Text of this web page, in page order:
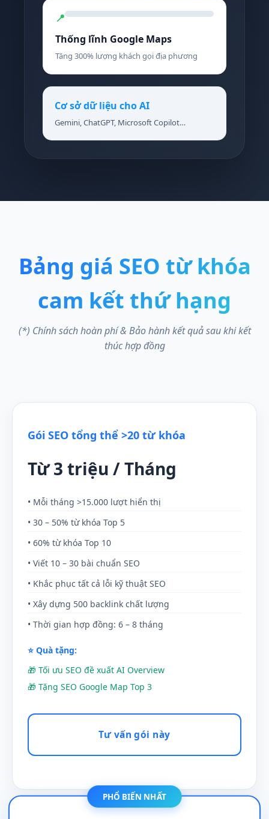
📍
Thống lĩnh Google Maps
Tăng 300% lượng khách gọi địa phương
Cơ sở dữ liệu cho AI
Gemini, ChatGPT, Microsoft Copilot…
Bảng giá SEO từ khóa
cam kết thứ hạng
(*) Chính sách hoàn phí & Bảo hành kết quả sau khi kết
thúc hợp đồng
Gói SEO tổng thể >20 từ khóa
Từ 3 triệu / Tháng
• Mỗi tháng >15.000 lượt hiển thị
• 30 – 50% từ khóa Top 5
• 60% từ khóa Top 10
• Viết 10 – 30 bài chuẩn SEO
• Khắc phục tất cả lỗi kỹ thuật SEO
• Xây dựng 500 backlink chất lượng
• Thời gian hợp đồng: 6 – 8 tháng
⭐ Quà tặng:
🎁 Tối ưu SEO đề xuất AI Overview
🎁 Tặng SEO Google Map Top 3
Tư vấn gói này
PHỔ BIẾN NHẤT